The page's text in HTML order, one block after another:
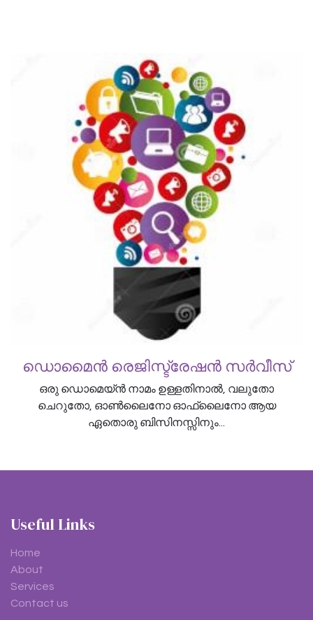
ഡൊമൈൻ രെജിസ്ട്രേഷൻ സർവീസ്
ഒരു ഡൊമെയ്ൻ നാമം ഉള്ളതിനാൽ, വലുതോ
ചെറുതോ, ഓൺലൈനോ ഓഫ്‌ലൈനോ ആയ
ഏതൊരു ബിസിനസ്സിനും...
Useful Links
Home
About
Services
Contact us